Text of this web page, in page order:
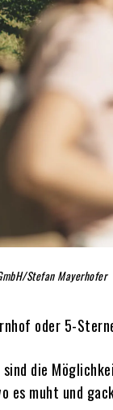
Stefan Mayerhofer
oder 5-
die
es muht und